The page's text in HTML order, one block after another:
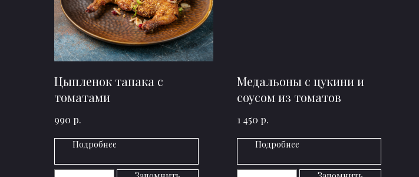
Цыпленок тапака с
томатами
990 р.
Подробнее
Медальоны с цукини и
соусом из томатов
1 450 р.
Подробнее